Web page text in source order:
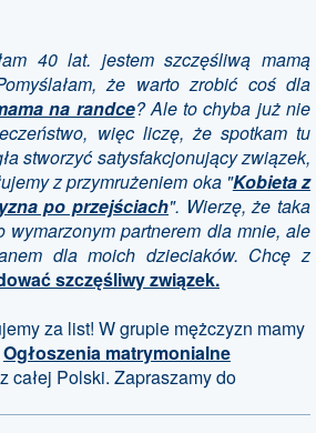
40 lat. jestem szczęśliwą mamą
że warto zrobić coś dla
na randce?Ale to chyba już nie
więc liczę, że spotkam tu
stworzyć satysfakcjonujący związek,
z przymrużeniem oka "Kobieta z
po przejściach". Wierzę, że taka
wymarzonym partnerem dla mnie, ale
dla moich dzieciaków. Chcę z
szczęśliwy związek.
za list! W grupie mężczyzn mamy
Ogłoszenia matrymonialne
z całej Polski. Zapraszamy do